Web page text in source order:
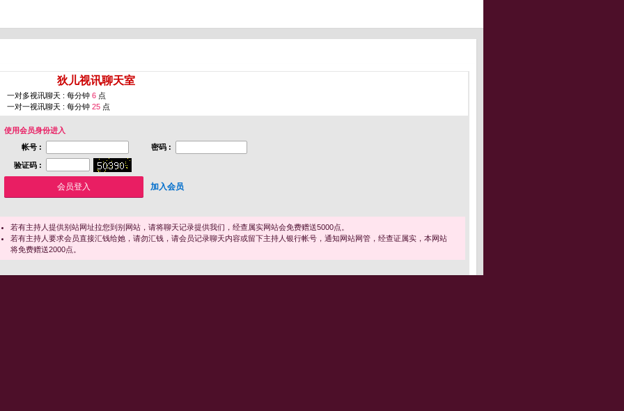
狄儿视讯聊天室
一对多视讯聊天 : 每分钟 6 点
一对一视讯聊天 : 每分钟 25 点
使用会员身份进入
帐号 :
密码 :
验证码 :
加入会员
若有主持人提供别站网址拉您到别网站，请将聊天记录提供我们，经查属实网站会免费赠送5000点。
若有主持人要求会员直接汇钱给她，请勿汇钱，请会员记录聊天内容或留下主持人银行帐号，通知网站网管，经查证属实，本网站
将免费赠送2000点。